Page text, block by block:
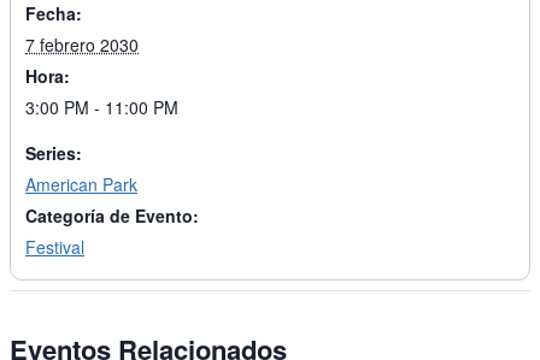
Fecha:
7 febrero 2030
Hora:
3:00 PM - 11:00 PM
Series:
American Park
Categoría de Evento:
Festival
Eventos Relacionados